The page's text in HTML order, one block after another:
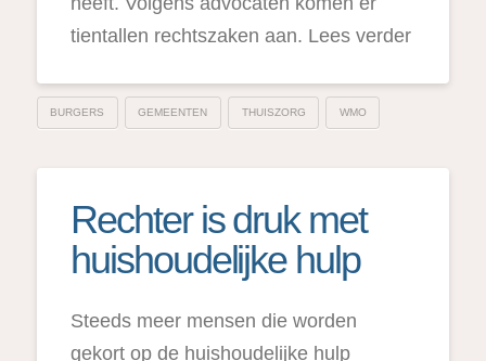
tientallen rechtszaken aan. Lees verder
BURGERS GEMEENTEN THUISZORG WMO
Rechter is druk met
huishoudelijke hulp
Steeds meer mensen die worden
gekort op de huishoudelijke hulp